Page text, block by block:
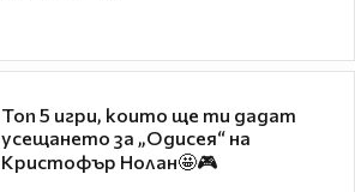
Топ 5 игри, които ще ти дадат
усещането за „Одисея“ на
Кристофър Нолан🤩🎮